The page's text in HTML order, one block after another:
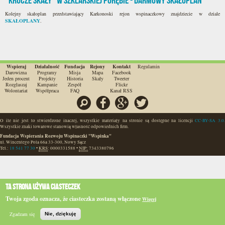
Ta strona używa ciasteczek
Twoja zgoda oznacza, że ciasteczka zostaną włączone Więcej
Zgadzam się Nie, dziękuję
Szukaj Topo
Kolejny skałoplan przedstawiający Karkonoski rejon wspinaczkowy znajdziecie w dziale
SKAŁOPLANY.
Wspieraj
Darowizna
Jeden procent
Rozgłaszaj
Wolontariat
Działalność
Programy
Projekty
Kampanie
Współpraca
Fundacja
Misja
Historia
Zespół
FAQ
Rejony
Mapa
Skały
Kontakt
Facebook
Tweeter
Flickr
Kanał RSS
Regulamin
Szukaj Facebook Google
O ile nie jest to stwierdzone inaczej, wszystkie materiały na stronie są dostępne na licencjiCC-BY-SA 3.0.
Wszystkie znaki towarowe stanowią własność odpowiednich firm.
Fundacja Wspierania Rozwoju Wspinaczki "Wspinka"
ul. Wincentego Pola 66a33-300,Nowy Sącz
Tel.: 18 541 77 30•KRS: 0000331588 •NIP: 7343380796